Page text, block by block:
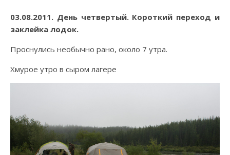
03.08.2011. День четвертый. Короткий переход и
заклейка лодок.
Проснулись необычно рано, около 7 утра.
Хмурое утро в сыром лагере